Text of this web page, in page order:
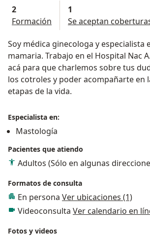
2
Formación
1
Se aceptan
Soy médica ginecologa y especialista
mamaria. Trabajo en el Hospital Nac
acá para que charlemos sobre tus
los cotroles y poder acompañarte en
etapas de la vida.
Especialista en:
Mastología
Pacientes que atiendo
Adultos (Sólo en algunas
Formatos de consulta
En persona Ver ubicaciones (1)
Videoconsulta Ver calendario en
Fotos y videos